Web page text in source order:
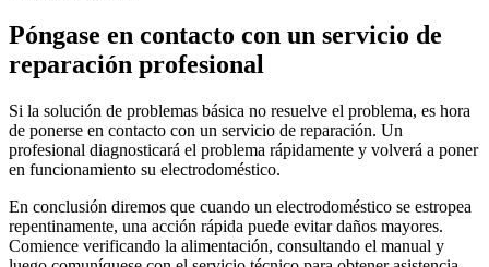
Póngase en contacto con un servicio de
reparación profesional
Si la solución de problemas básica no resuelve el problema, es hora
de ponerse en contacto con un servicio de reparación. Un
profesional diagnosticará el problema rápidamente y volverá a poner
en funcionamiento su electrodoméstico.
En conclusión diremos que cuando un electrodoméstico se estropea
repentinamente, una acción rápida puede evitar daños mayores.
Comience verificando la alimentación, consultando el manual y